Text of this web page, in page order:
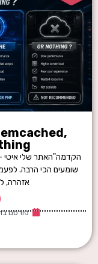
?
אזהרה,
פורסם